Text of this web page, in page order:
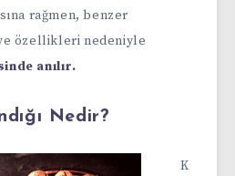
rağmen, benzer
özellikleri nedeniyle
anılır.
Nedir?
K